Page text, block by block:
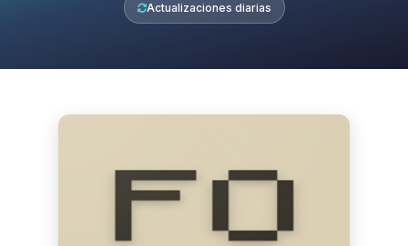
Actualizaciones diarias